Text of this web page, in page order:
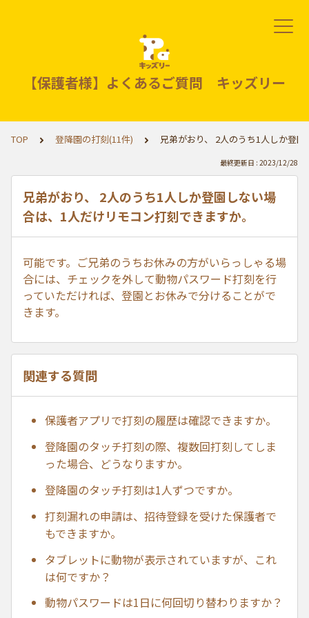
【保護者様】よくあるご質問 キッズリー
TOP 登降園の打刻(11件) 兄弟がおり、 2人のうち1人しか登
最終更新日 : 2023/12/28
兄弟がおり、 2人のうち1人しか登園しない場
合は、1人だけリモコン打刻できますか。
可能です。ご兄弟のうちお休みの方がいらっしゃる場
合には、チェックを外して動物パスワード打刻を行
っていただければ、登園とお休みで分けることがで
きます。
関連する質問
保護者アプリで打刻の履歴は確認できますか。
登降園のタッチ打刻の際、複数回打刻してしま
った場合、どうなりますか。
登降園のタッチ打刻は1人ずつですか。
打刻漏れの申請は、招待登録を受けた保護者で
もできますか。
タブレットに動物が表示されていますが、これ
は何ですか？
動物パスワードは1日に何回切り替わりますか？